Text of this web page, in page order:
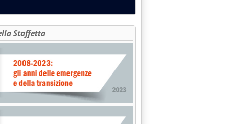
Staffetta